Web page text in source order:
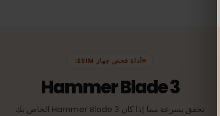
أداة فحص جهاز ESIM:
Hammer Blade 3
تحقق بسرعة مما إذا كان Hammer Blade 3 الخاص بك